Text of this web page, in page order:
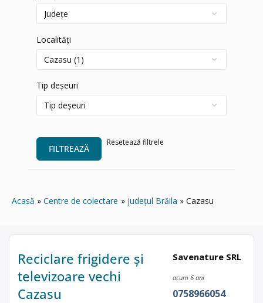
Localități
Tip deșeuri
FILTREAZĂ
Resetează filtrele
Acasă Centre de colectare județul Brăila Cazasu
Reciclare frigidere și
televizoare vechi
Cazasu
Savenature SRL
acum 6 ani
0758966054